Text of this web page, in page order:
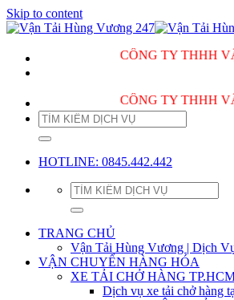
Skip to content
CÔNG TY THHH VẬN TẢI
CÔNG TY THHH VẬN TẢI
HOTLINE: 0845.442.442
TRANG CHỦ
Vận Tải Hùng Vương | Dịch
VẬN CHUYỂN HÀNG HÓA
XE TẢI CHỞ HÀNG
Dịch vụ xe tải chở hàng